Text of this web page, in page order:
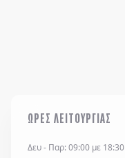
ΩΡΕΣ ΛΕΙΤΟΥΡΓΙΑΣ
Δευ - Παρ: 09:00 με 18:30